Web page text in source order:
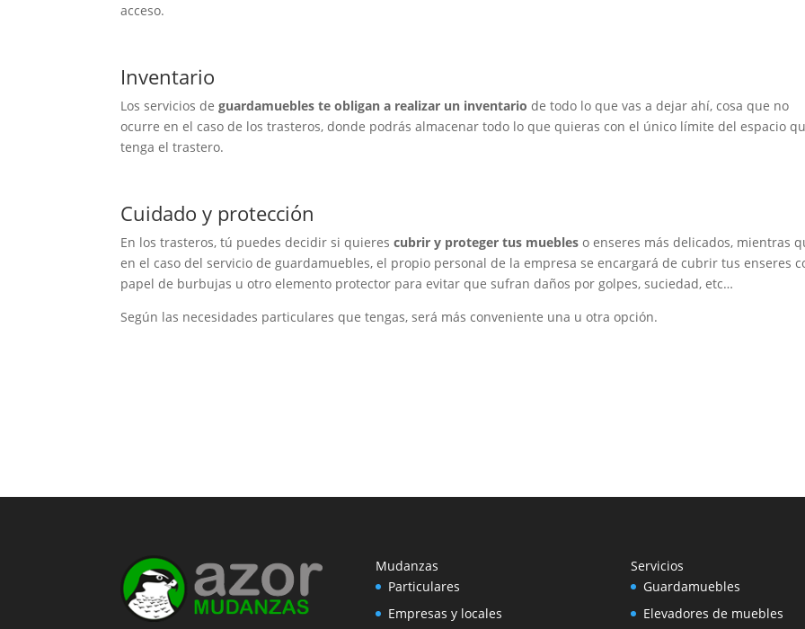
acceso.
Inventario
Los servicios deguardamuebles te obligan a realizar un inventariode todo lo que vas a dejar ahí, cosa que no
ocurre en el caso de los trasteros, donde podrás almacenar todo lo que quieras con el único límite del espacio
tenga el trastero.
Cuidado y protección
En los trasteros, tú puedes decidir si quierescubrir y proteger tus muebles o enseres más delicados, mientras
en el caso del servicio de guardamuebles, el propio personal de la empresa se encargará de cubrir tus enseres
papel de burbujas u otro elemento protector para evitar que sufran daños por golpes, suciedad, etc…
Según las necesidades particulares que tengas, será más conveniente una u otra opción.
Mudanzas
Particulares
Empresas y locales
Servicios
Guardamuebles
Elevadores de muebles